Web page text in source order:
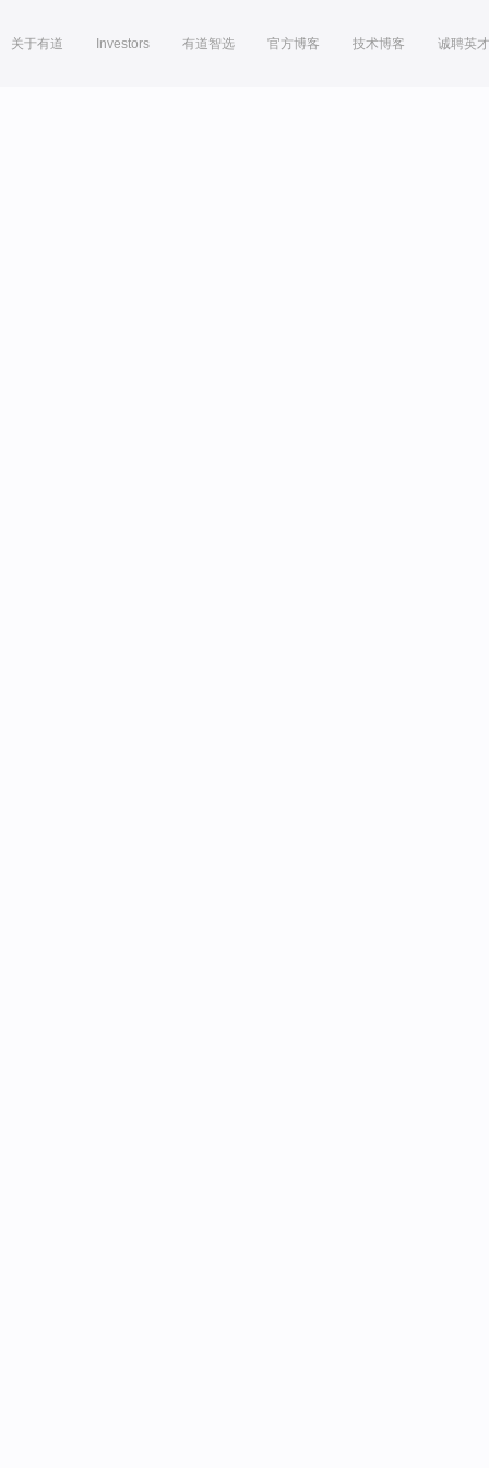
关于有道 Investors 有道智选 官方博客 技术博客 诚聘英才